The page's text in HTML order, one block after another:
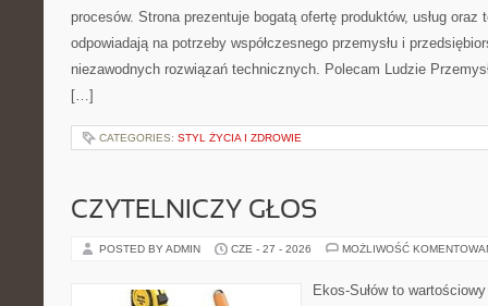
procesów. Strona prezentuje bogatą ofertę produktów, usług oraz
odpowiadają na potrzeby współczesnego przemysłu i
niezawodnych rozwiązań technicznych. Polecam Ludzie
[…]
CATEGORIES: STYL ŻYCIA I ZDROWIE
CZYTELNICZY GŁOS
POSTED BY ADMIN CZE - 27 - 2026 MOŻLIWOŚĆ
Ekos-Sułów to